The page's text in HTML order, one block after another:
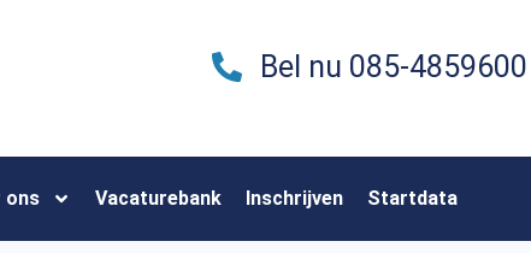
Bel nu 085-4859600
ons Vacaturebank Inschrijven Startdata